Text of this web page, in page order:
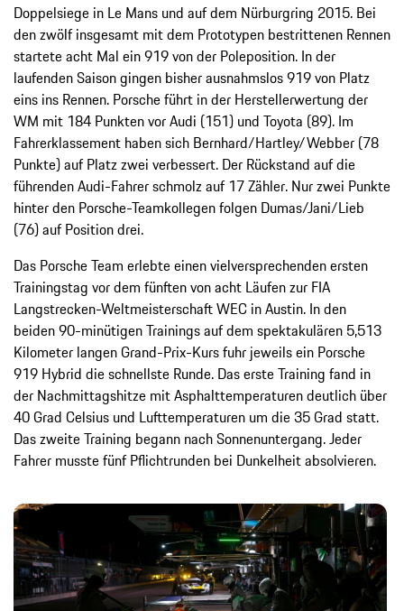
Doppelsiege in Le Mans und auf dem Nürburgring 2015. Bei
den zwölf insgesamt mit dem Prototypen bestrittenen Rennen
startete acht Mal ein 919 von der Poleposition. In der
laufenden Saison gingen bisher ausnahmslos 919 von Platz
eins ins Rennen. Porsche führt in der Herstellerwertung der
WM mit 184 Punkten vor Audi (151) und Toyota (89). Im
Fahrerklassement haben sich Bernhard/Hartley/Webber (78
Punkte) auf Platz zwei verbessert. Der Rückstand auf die
führenden Audi-Fahrer schmolz auf 17 Zähler. Nur zwei Punkte
hinter den Porsche-Teamkollegen folgen Dumas/Jani/Lieb
(76) auf Position drei.
Das Porsche Team erlebte einen vielversprechenden ersten
Trainingstag vor dem fünften von acht Läufen zur FIA
Langstrecken-Weltmeisterschaft WEC in Austin. In den
beiden 90-minütigen Trainings auf dem spektakulären 5,513
Kilometer langen Grand-Prix-Kurs fuhr jeweils ein Porsche
919 Hybrid die schnellste Runde. Das erste Training fand in
der Nachmittagshitze mit Asphalttemperaturen deutlich über
40 Grad Celsius und Lufttemperaturen um die 35 Grad statt.
Das zweite Training begann nach Sonnenuntergang. Jeder
Fahrer musste fünf Pflichtrunden bei Dunkelheit absolvieren.